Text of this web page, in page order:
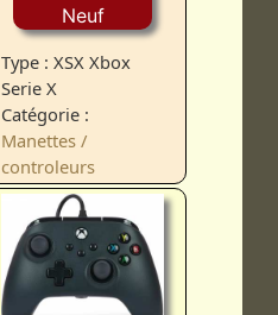
Neuf
Type : XSX Xbox
Serie X
Catégorie :
Manettes /
controleurs